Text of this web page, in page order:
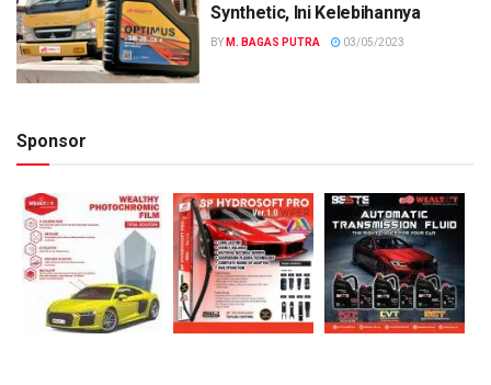
Synthetic, Ini Kelebihannya
BY M. BAGAS PUTRA 03/05/2023
Sponsor